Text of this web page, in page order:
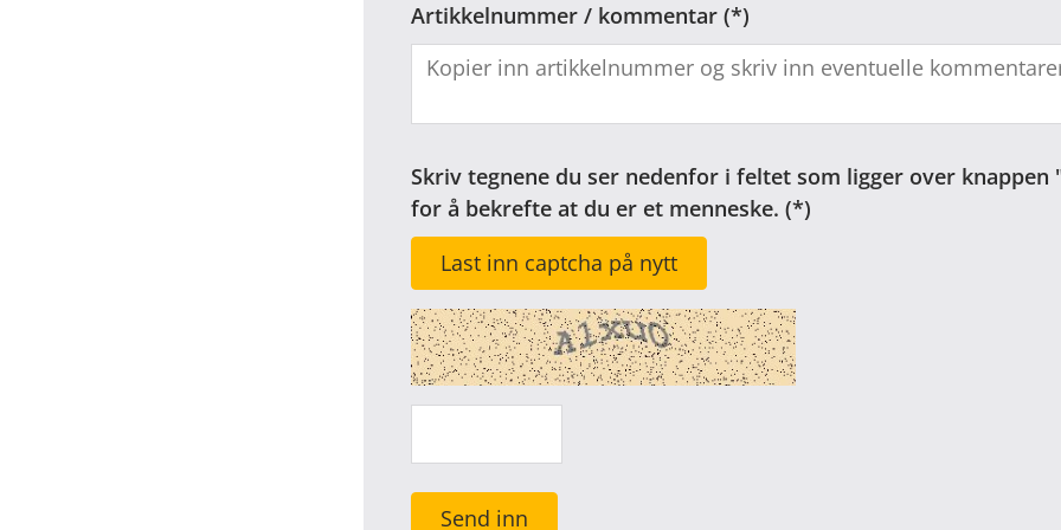
Artikkelnummer / kommentar
Skriv tegnene du ser nedenfor i feltet som ligger over knappen
for å bekrefte at du er et menneske.
Last inn captcha på nytt
Send inn